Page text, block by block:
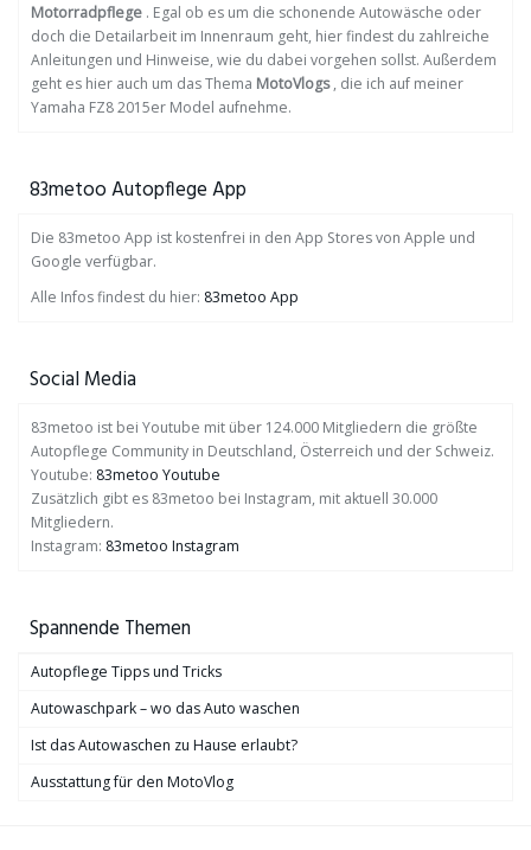
Motorradpflege . Egal ob es um die schonende Autowäsche oder
doch die Detailarbeit im Innenraum geht, hier findest du zahlreiche
Anleitungen und Hinweise, wie du dabei vorgehen sollst. Außerdem
geht es hier auch um das Thema MotoVlogs, die ich auf meiner
Yamaha FZ8 2015er Model aufnehme.
83metoo Autopflege App
Die 83metoo App ist kostenfrei in den App Stores von Apple und
Google verfügbar.
Alle Infos findest du hier: 83metoo App
Social Media
83metoo ist bei Youtube mit über 124.000 Mitgliedern die größte
Autopflege Community in Deutschland, Österreich und der Schweiz.
Youtube: 83metoo Youtube
Zusätzlich gibt es 83metoo bei Instagram, mit aktuell 30.000
Mitgliedern.
Instagram: 83metoo Instagram
Spannende Themen
Autopflege Tipps und Tricks
Autowaschpark – wo das Auto waschen
Ist das Autowaschen zu Hause erlaubt?
Ausstattung für den MotoVlog